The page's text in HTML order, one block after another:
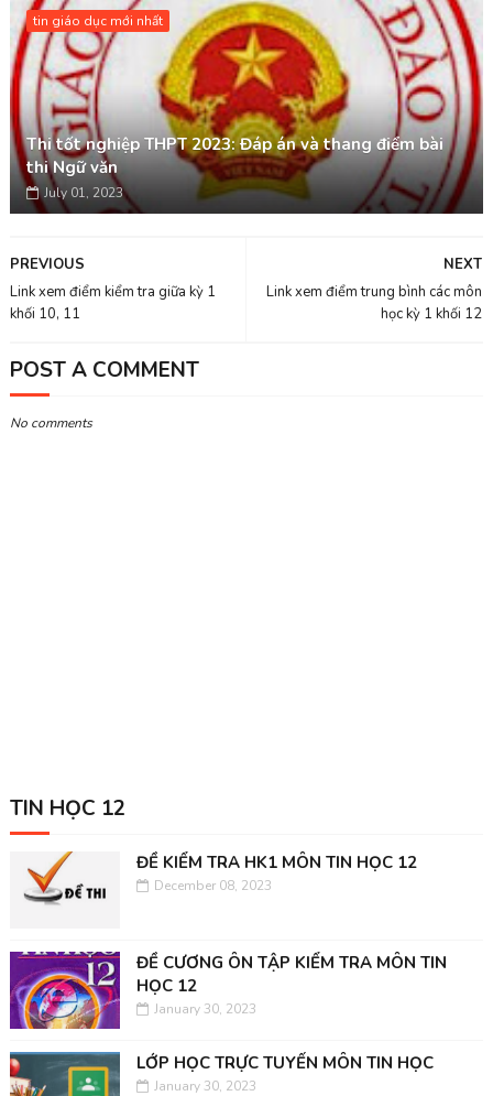
tin giáo dục mới nhất
Thi tốt nghiệp THPT 2023: Đáp án và thang điểm bài
thi Ngữ văn
July 01, 2023
NEXT
Link xem điểm trung bình các môn
học kỳ 1 khối 12
PREVIOUS
Link xem điểm kiểm tra giữa kỳ 1
khối 10, 11
POST A COMMENT
No comments
TIN HỌC 12
ĐỀ KIỂM TRA HK1 MÔN TIN HỌC 12
December 08, 2023
ĐỀ CƯƠNG ÔN TẬP KIỂM TRA MÔN TIN
HỌC 12
January 30, 2023
LỚP HỌC TRỰC TUYẾN MÔN TIN HỌC
January 30, 2023